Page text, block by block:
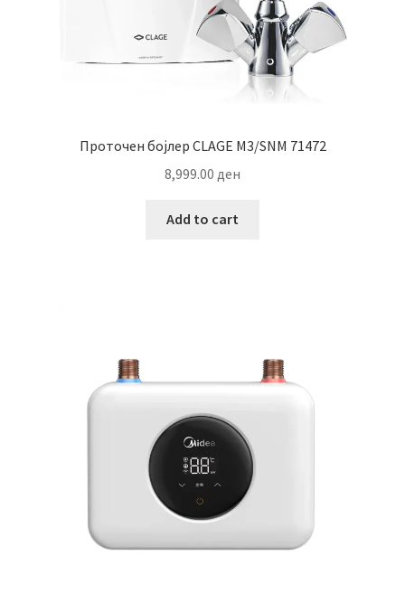
Проточен бојлер CLAGE M3/SNM 71472
8,999.00 ден
Add to cart